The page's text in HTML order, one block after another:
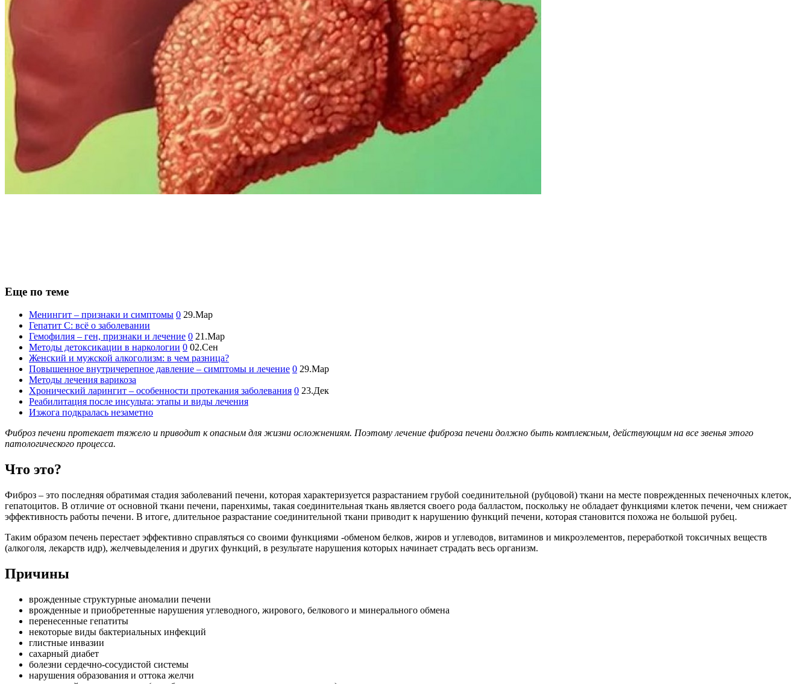
Еще по теме
Менингит – признаки и симптомы 0 29.Мар
Гепатит С: всё о заболевании
Гемофилия – ген, признаки и лечение 0 21.Мар
Методы детоксикации в наркологии 0 02.Сен
Женский и мужской алкоголизм: в чем разница?
Повышенное внутричерепное давление – симптомы и лечение 0 29.Мар
Методы лечения варикоза
Хронический ларингит – особенности протекания заболевания 0 23.Дек
Реабилитация после инсульта: этапы и виды лечения
Изжога подкралась незаметно
Фиброз печени протекает тяжело и приводит к опасным для жизни осложнениям. Поэтому лечение фиброза печени должно быть комплексным, действующим на все звенья этого
патологического процесса.
Что это?
Фиброз – это последняя обратимая стадия заболеваний печени, которая характеризуется разрастанием грубой соединительной (рубцовой) ткани на месте поврежденных печеночных клеток,
гепатоцитов. В отличие от основной ткани печени, паренхимы, такая соединительная ткань является своего рода балластом, поскольку не обладает функциями клеток печени, чем снижает
эффективность работы печени. В итоге, длительное разрастание соединительной ткани приводит к нарушению функций печени, которая становится похожа не большой рубец.
Таким образом печень перестает эффективно справляться со своими функциями -обменом белков, жиров и углеводов, витаминов и микроэлементов, переработкой токсичных веществ
(алкоголя, лекарств идр), желчевыделения и других функций, в результате нарушения которых начинает страдать весь организм.
Причины
врожденные структурные аномалии печени
врожденные и приобретенные нарушения углеводного, жирового, белкового и минерального обмена
перенесенные гепатиты
некоторые виды бактериальных инфекций
глистные инвазии
сахарный диабет
болезни сердечно-сосудистой системы
нарушения образования и оттока желчи